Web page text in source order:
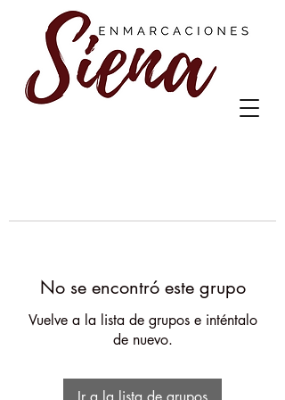
No se encontró este grupo
Vuelve a la lista de grupos e inténtalo
de nuevo.